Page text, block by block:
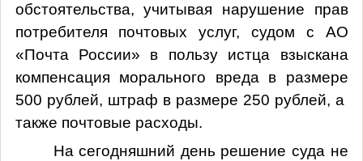
обстоятельства, учитывая нарушение прав
потребителя почтовых услуг, судом с АО
«Почта России» в пользу истца взыскана
компенсация морального вреда в размере
500 рублей, штраф в размере 250 рублей, а
также почтовые расходы.
На сегодняшний день решение суда не